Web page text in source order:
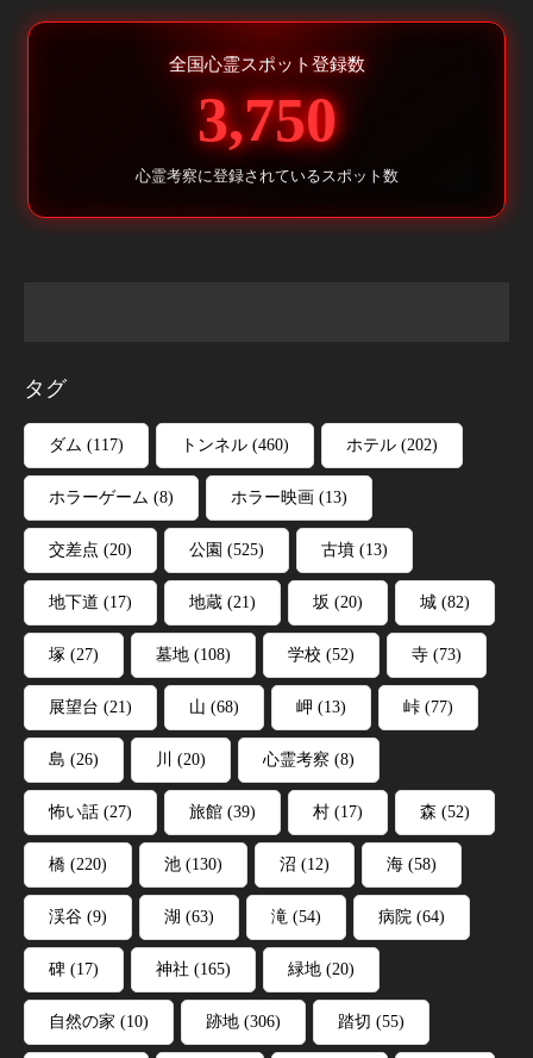
全国心霊スポット登録数
3,750
心霊考察に登録されているスポット数
タグ
ダム (117) トンネル (460) ホテル (202)
ホラーゲーム (8) ホラー映画 (13)
交差点 (20) 公園 (525) 古墳 (13)
地下道 (17) 地蔵 (21) 坂 (20) 城 (82)
塚 (27) 墓地 (108) 学校 (52) 寺 (73)
展望台 (21) 山 (68) 岬 (13) 峠 (77)
島 (26) 川 (20) 心霊考察 (8)
怖い話 (27) 旅館 (39) 村 (17) 森 (52)
橋 (220) 池 (130) 沼 (12) 海 (58)
渓谷 (9) 湖 (63) 滝 (54) 病院 (64)
碑 (17) 神社 (165) 緑地 (20)
自然の家 (10) 跡地 (306) 踏切 (55)